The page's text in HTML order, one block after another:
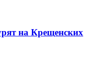
на Крещенских